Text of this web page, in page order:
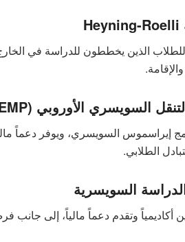
الذين يخططون للدراسة في الخارج
إيراسموس السويسري، ويوفر دعماً
الطلابي.
أكاديمياً وتقدم دعماً مالياً، إلى